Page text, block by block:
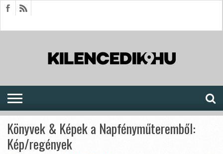
Könyvek & Képek a Napfényműteremből:
Kép/regények